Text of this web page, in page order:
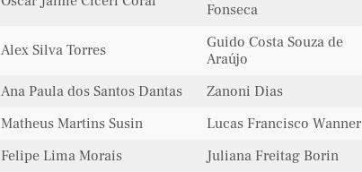
Fonseca
Alex Silva Torres
Guido Costa Souza de
Araújo
Ana Paula dos Santos Dantas
Zanoni Dias
Matheus Martins Susin
Lucas Francisco Wanner
Felipe Lima Morais
Juliana Freitag Borin